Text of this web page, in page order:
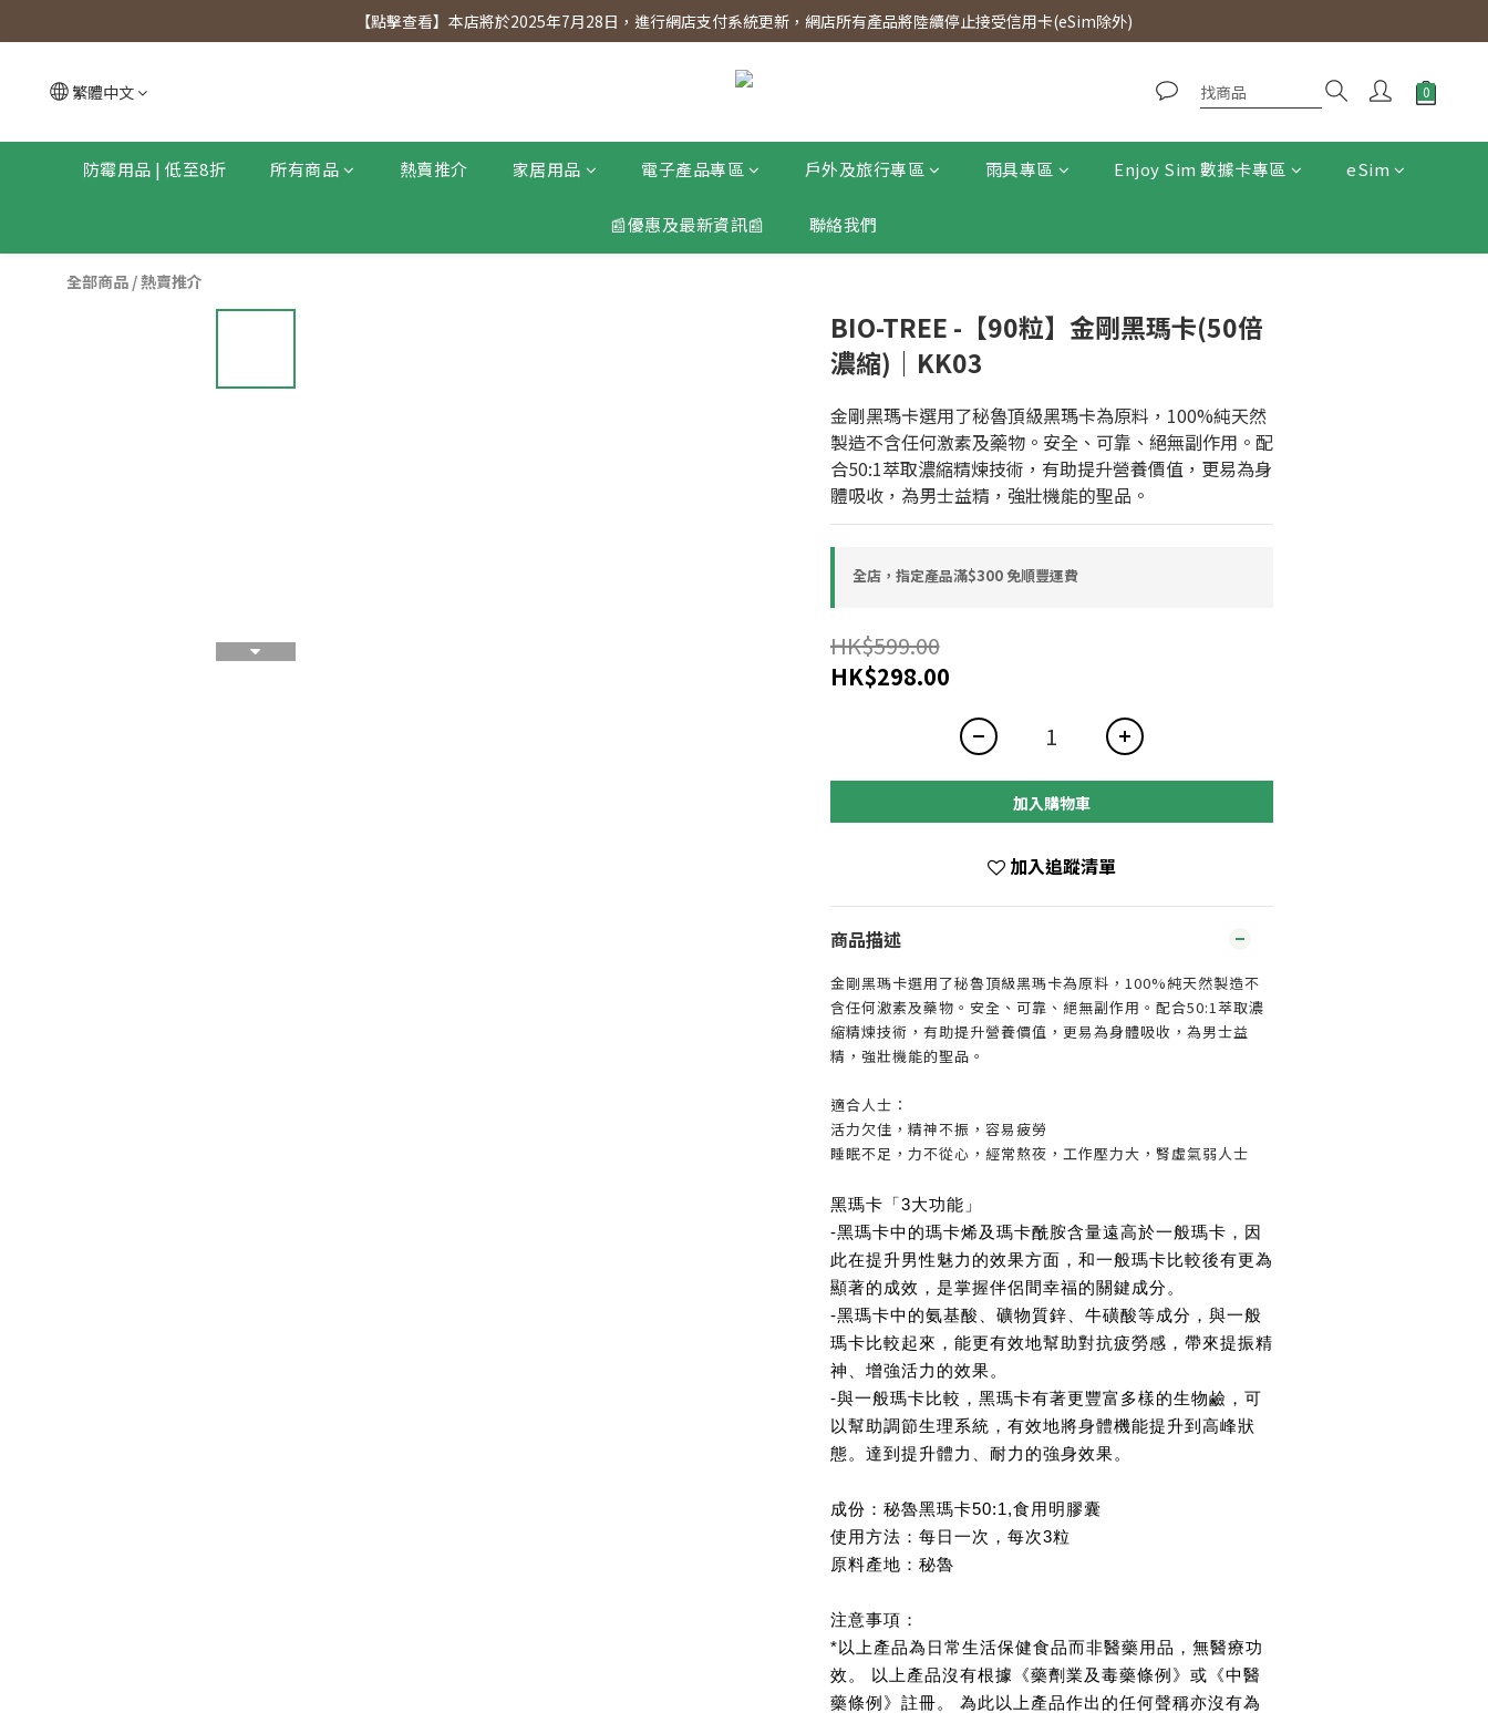
【點擊查看】會員專享 星期三全單95折!!!（優惠期至2026年12月31日）。滿$300即免運費。
【點擊查看】本店將於2025年7月28日，進行網店支付系統更新，網店所有產品將陸續停止接受信用卡(eSim除外)
繁體中文
防霉用品 | 低至8折 所有商品 熱賣推介 家居用品 電子產品專區 戶外及旅行專區 雨具專區 Enjoy Sim 數據卡專區 eSim
📰優惠及最新資訊📰 聯絡我們
全部商品 /熱賣推介
BIO-TREE -【90粒】金剛黑瑪卡(50倍
濃縮)｜KK03
金剛黑瑪卡選用了秘魯頂級黑瑪卡為原料，100%純天然
製造不含任何激素及藥物。安全、可靠、絕無副作用。配
合50:1萃取濃縮精煉技術，有助提升營養價值，更易為身
體吸收，為男士益精，強壯機能的聖品。
全店，指定產品滿$300 免順豐運費
HK$599.00
HK$298.00
加入購物車
加入追蹤清單
商品描述
金剛黑瑪卡選用了秘魯頂級黑瑪卡為原料，100%純天然製造不
含任何激素及藥物。安全、可靠、絕無副作用。配合50:1萃取濃
縮精煉技術，有助提升營養價值，更易為身體吸收，為男士益
精，強壯機能的聖品。
適合人士：
活力欠佳，精神不振，容易疲勞
睡眠不足，力不從心，經常熬夜，工作壓力大，腎虛氣弱人士
黑瑪卡「3大功能」
-黑瑪卡中的瑪卡烯及瑪卡酰胺含量遠高於一般瑪卡，因
此在提升男性魅力的效果方面，和一般瑪卡比較後有更為
顯著的成效，是掌握伴侶間幸福的關鍵成分。
-黑瑪卡中的氨基酸、礦物質鋅、牛磺酸等成分，與一般
瑪卡比較起來，能更有效地幫助對抗疲勞感，帶來提振精
神、增強活力的效果。
-與一般瑪卡比較，黑瑪卡有著更豐富多樣的生物鹼，可
以幫助調節生理系統，有效地將身體機能提升到高峰狀
態。達到提升體力、耐力的強身效果。
成份：秘魯黑瑪卡50:1,食用明膠囊
使用方法：每日一次，每次3粒
原料產地：秘魯
注意事項：
*以上產品為日常生活保健食品而非醫藥用品，無醫療功
效。 以上產品沒有根據《藥劑業及毒藥條例》或《中醫
藥條例》註冊。 為此以上產品作出的任何聲稱亦沒有為